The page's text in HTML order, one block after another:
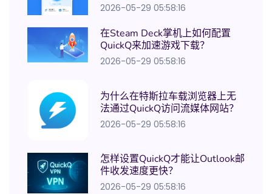
2026-05-29 05:58:16
在Steam Deck掌机上如何配置
QuickQ来加速游戏下载？
2026-05-29 05:58:16
为什么在特斯拉车载浏览器上无
法通过QuickQ访问流媒体网站？
2026-05-29 05:58:16
怎样设置QuickQ才能让Outlook邮
件收发速度更快？
2026-05-29 05:58:16